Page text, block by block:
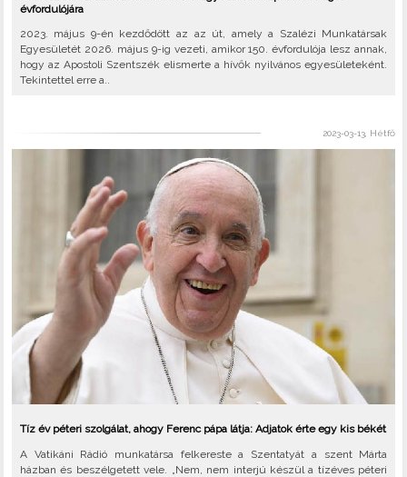
évfordulójára
2023. május 9-én kezdődött az az út, amely a Szalézi Munkatársak
Egyesületét 2026. május 9-ig vezeti, amikor 150. évfordulója lesz annak,
hogy az Apostoli Szentszék elismerte a hívők nyilvános egyesületeként.
Tekintettel erre a..
2023-03-13, Hétfő
Tíz év péteri szolgálat, ahogy Ferenc pápa látja: Adjatok érte egy kis békét
A Vatikáni Rádió munkatársa felkereste a Szentatyát a szent Márta
házban és beszélgetett vele. „Nem, nem interjú készül a tízéves péteri